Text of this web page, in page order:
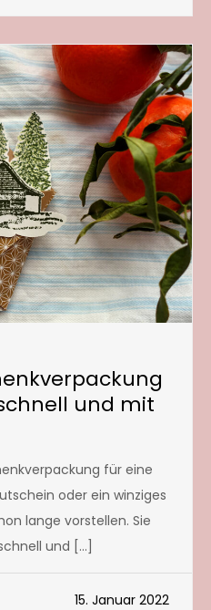
und mit
für eine
oder ein winziges
lange vorstellen. Sie
und […]
15. Januar 2022